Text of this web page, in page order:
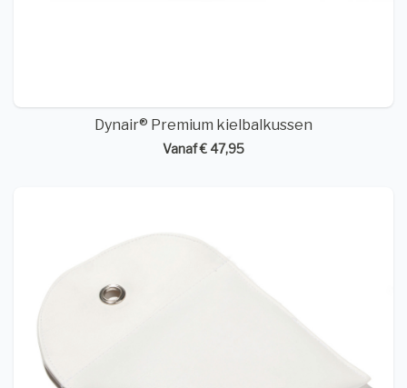
Dynair® Premium kielbalkussen
Vanaf € 47,95